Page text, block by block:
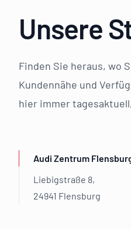
Unsere
Finden Sie heraus, wo
Kundennähe und
hier immer
Audi Zentrum
Liebigstraße 8,
24941 Flensburg